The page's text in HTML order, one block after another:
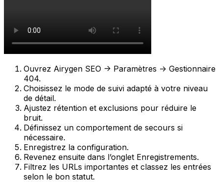
Ouvrez Airygen SEO -> Paramètres -> Gestionnaire
404.
Choisissez le mode de suivi adapté à votre niveau
de détail.
Ajustez rétention et exclusions pour réduire le
bruit.
Définissez un comportement de secours si
nécessaire.
Enregistrez la configuration.
Revenez ensuite dans l’onglet Enregistrements.
Filtrez les URLs importantes et classez les entrées
selon le bon statut.